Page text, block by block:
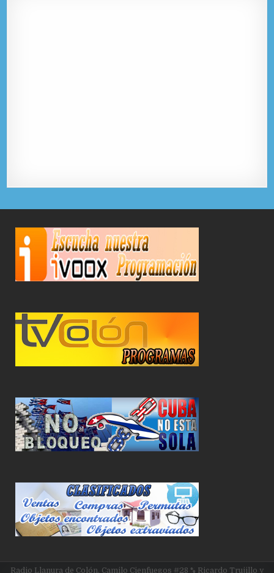
Radio Llanura de Colón. Camilo Cienfuegos #28 % Ricardo Trujillo y